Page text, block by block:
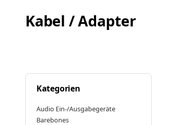
Kabel / Adapter
Kategorien
Audio Ein-/Ausgabegeräte
Barebones